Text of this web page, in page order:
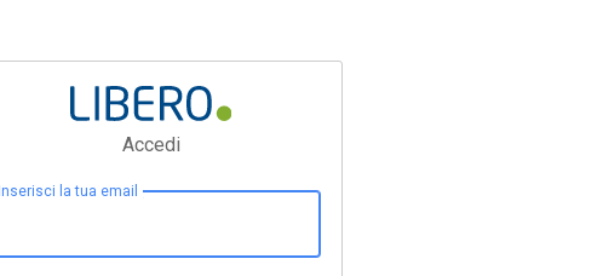
Accedi
Inserisci la tua email